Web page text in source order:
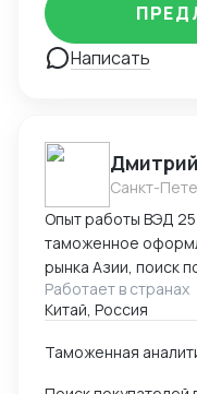
Написать
Санкт-
Опыт работы ВЭД 25
таможенное
рынка Азии, поиск
производителей,
Китае, продвижение в Азии, консультации по
обучение.
Российско-
Эксклюзивный
Работает в странах
Китай, Россия